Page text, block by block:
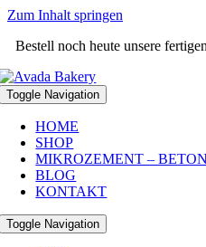
Zum Inhalt springen
Bestell noch heute unsere
Toggle Navigation
HOME
SHOP
MIKROZEMENT –
BLOG
KONTAKT
Toggle Navigation